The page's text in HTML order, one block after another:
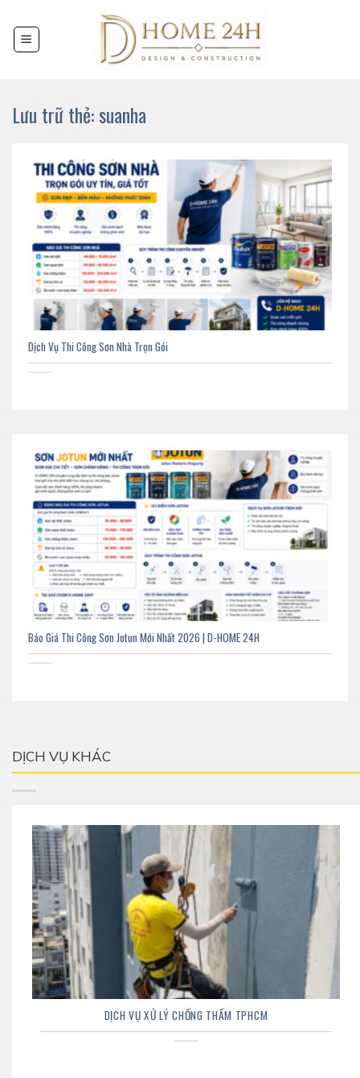
đến
nội
Lưu trữ thẻ:suanha
Dịch Vụ Thi Công Sơn Nhà Trọn Gói
Báo Giá Thi Công Sơn Jotun Mới Nhất 2026 | D-HOME 24H
DỊCH VỤ KHÁC
DỊCH VỤ XỬ LÝ CHỐNG THẤM TPHCM